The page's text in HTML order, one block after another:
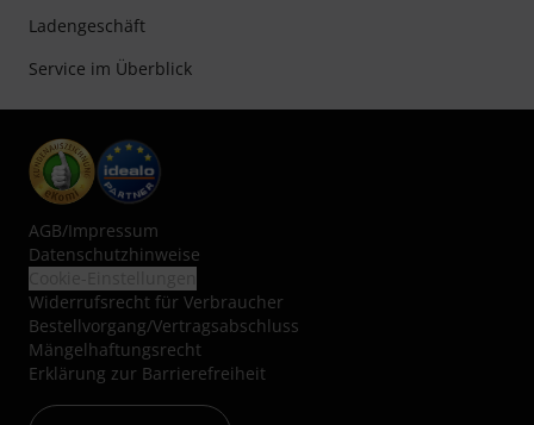
Ladengeschäft
Service im Überblick
AGB/Impressum
Datenschutzhinweise
Widerrufsrecht für Verbraucher
Bestellvorgang/Vertragsabschluss
Mängelhaftungsrecht
Erklärung zur Barrierefreiheit